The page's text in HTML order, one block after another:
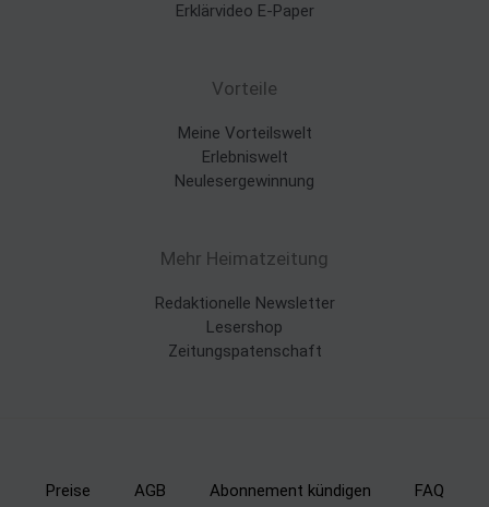
Erklärvideo E-Paper
Vorteile
Meine Vorteilswelt
Erlebniswelt
Neulesergewinnung
Mehr Heimatzeitung
Redaktionelle Newsletter
Lesershop
Zeitungspatenschaft
Preise AGB Abonnement kündigen
FAQ